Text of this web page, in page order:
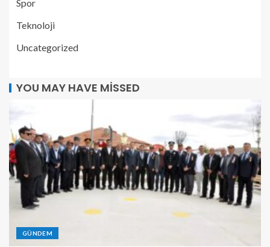
Spor
Teknoloji
Uncategorized
YOU MAY HAVE MISSED
GÜNDEM